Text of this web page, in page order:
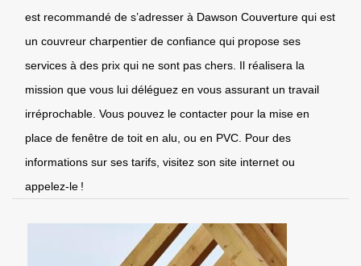
est recommandé de s’adresser à Dawson Couverture qui est
un couvreur charpentier de confiance qui propose ses
services à des prix qui ne sont pas chers. Il réalisera la
mission que vous lui déléguez en vous assurant un travail
irréprochable. Vous pouvez le contacter pour la mise en
place de fenêtre de toit en alu, ou en PVC. Pour des
informations sur ses tarifs, visitez son site internet ou
appelez-le !